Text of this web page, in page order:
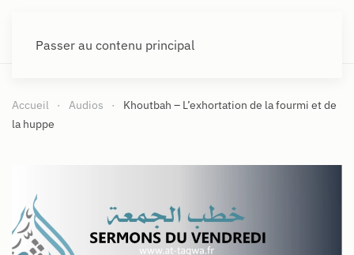
Passer au contenu principal
Accueil Audios
Khoutbah – L’exhortation de la fourmi et de
la huppe